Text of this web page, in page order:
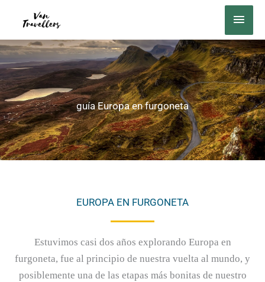
contenido
guía Europa en furgoneta
EUROPA EN FURGONETA
Estuvimos casi dos años explorando Europa en
furgoneta, fue al principio de nuestra vuelta al mundo, y
posiblemente una de las etapas más bonitas de nuestro